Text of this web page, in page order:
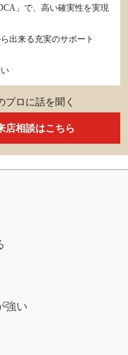
」で、高い確実性を実現
出来る充実のサポート
プロに話を聞く
店相談はこちら
強い